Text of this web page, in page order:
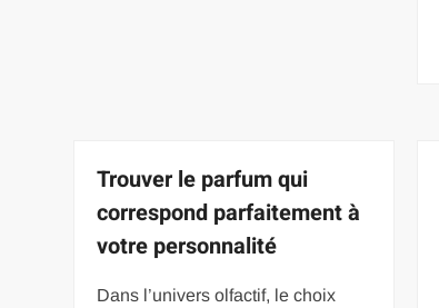
Trouver le parfum qui
correspond parfaitement à
votre personnalité
Dans l’univers olfactif, le choix